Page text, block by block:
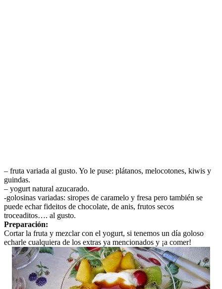
– fruta variada al gusto. Yo le puse: plátanos, melocotones, kiwis y
guindas.
– yogurt natural azucarado.
-golosinas variadas: siropes de caramelo y fresa pero también se
puede echar fideitos de chocolate, de anis, frutos secos
troceaditos…. al gusto.
Preparación:
Cortar la fruta y mezclar con el yogurt, si tenemos un día goloso
echarle cualquiera de los extras ya mencionados y ¡a comer!